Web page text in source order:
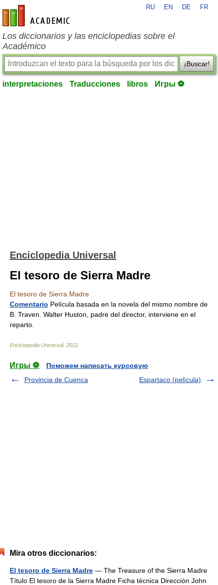
es-academic.com
RU EN DE FR
Los diccionarios y las enciclopedias sobre el
Académico
¡Buscar!
interpretaciones Traducciones libros Игры ⚽
Enciclopedia Universal
El tesoro de Sierra Madre
El tesoro de Sierra Madre
Comentario Película basada en la novela del mismo nombre de
B. Traven. Walter Huston, padre del director, interviene en el
reparto.
Enciclopedia Universal. 2012
Игры ⚽
Поможем написать курсовую
Provincia de Cuenca
Espartaco (película)
Mira otros diccionarios:
El tesoro de Sierra Madre — The Treasure of the Sierra Madre
Título El tesoro de la Sierra Madre Ficha técnica Dirección John